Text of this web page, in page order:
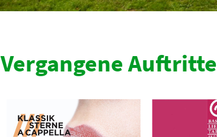
Vergangene Auftritte